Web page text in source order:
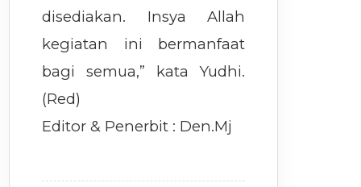
disediakan. Insya Allah
kegiatan ini bermanfaat
bagi semua,” kata Yudhi.
(Red)
Editor & Penerbit : Den.Mj